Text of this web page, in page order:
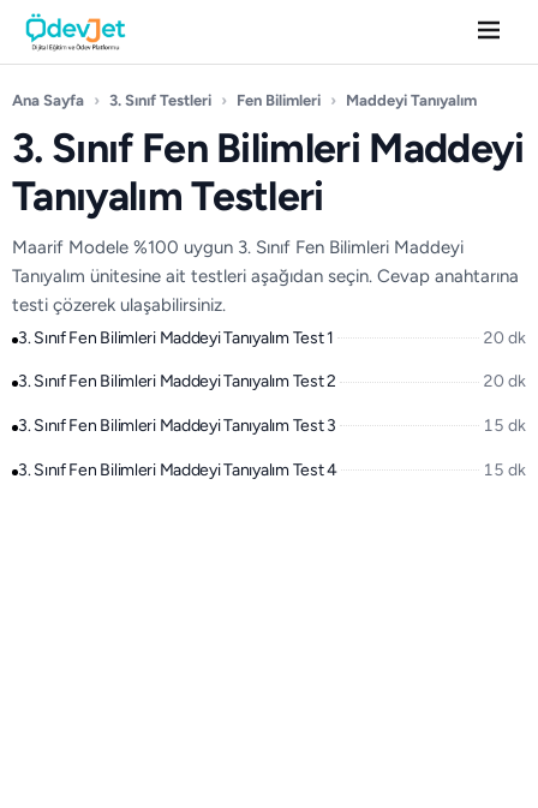
Ana Sayfa › 3. Sınıf Testleri › Fen Bilimleri › Maddeyi Tanıyalım
3. Sınıf Fen Bilimleri Maddeyi
Tanıyalım Testleri
Maarif Modele %100 uygun 3. Sınıf Fen Bilimleri Maddeyi
Tanıyalım ünitesine ait testleri aşağıdan seçin. Cevap anahtarına
testi çözerek ulaşabilirsiniz.
3. Sınıf Fen Bilimleri Maddeyi Tanıyalım Test 1 20 dk
3. Sınıf Fen Bilimleri Maddeyi Tanıyalım Test 2 20 dk
3. Sınıf Fen Bilimleri Maddeyi Tanıyalım Test 3 15 dk
3. Sınıf Fen Bilimleri Maddeyi Tanıyalım Test 4 15 dk